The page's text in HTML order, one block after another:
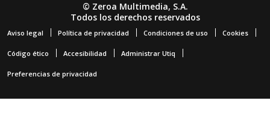
© Zeroa Multimedia, S.A.
Todos los derechos reservados
Aviso legal Política de privacidad Condiciones de uso Cookies
Código ético Accesibilidad Administrar Utiq
Preferencias de privacidad